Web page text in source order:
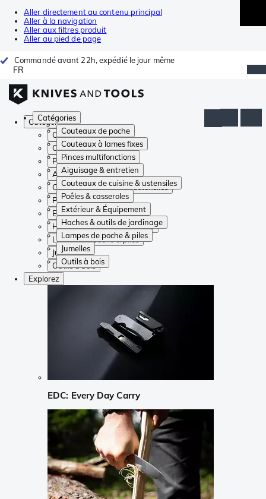
Aller directement au contenu principal
Aller à la navigation
Aller aux filtres produit
Aller au pied de page
Commandé avant 22h, expédié le jour même
FR
Catégories
Couteaux de poche
Couteaux à lames fixes
Pinces multifonctions
Aiguisage & entretien
Couteaux de cuisine & ustensiles
Poêles & casseroles
Extérieur & Équipement
Haches & outils de jardinage
Lampes de poche & piles
Jumelles
Outils à bois
Catégories
Couteaux de poche
Couteaux à lames fixes
Pinces multifonctions
Aiguisage & entretien
Couteaux de cuisine & ustensiles
Poêles & casseroles
Extérieur & Équipement
Haches & outils de jardinage
Lampes de poche & piles
Jumelles
Outils à bois
Explorez
EDC: Every Day Carry